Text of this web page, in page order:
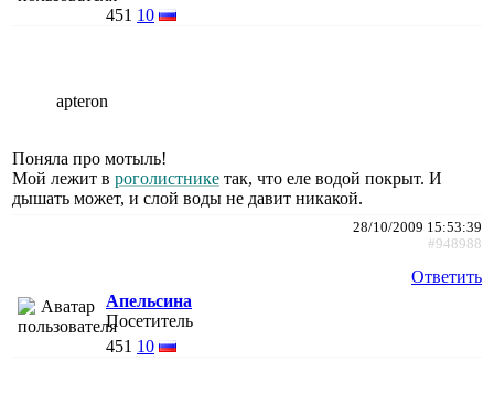
451 10
apteron
Поняла про мотыль!
Мой лежит в роголистнике так, что еле водой покрыт. И
дышать может, и слой воды не давит никакой.
28/10/2009 15:53:39
#948988
Ответить
Апельсина
Посетитель
451 10